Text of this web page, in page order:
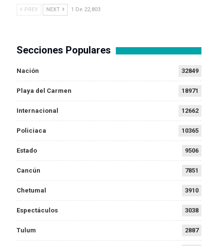
PREV NEXT 1 De 22,803
Secciones Populares
Nación 32849
Playa del Carmen 18971
Internacional 12662
Policiaca 10365
Estado 9506
Cancún 7851
Chetumal 3910
Espectáculos 3038
Tulum 2887